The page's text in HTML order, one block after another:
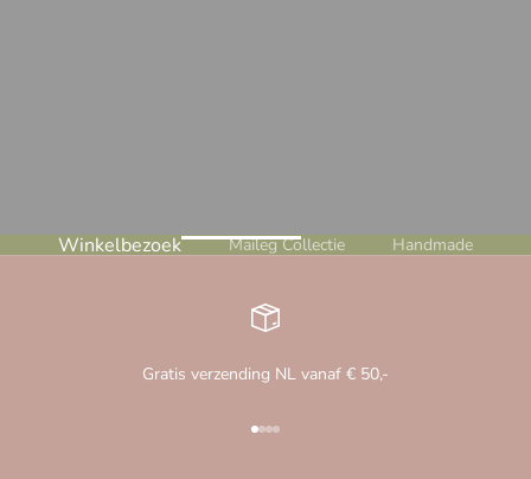
Winkelbezoek Maileg Collectie Handmade
Gratis verzending NL vanaf € 50,-
Naar artikel 1
Naar artikel 2
Naar artikel 3
Naar artikel 4